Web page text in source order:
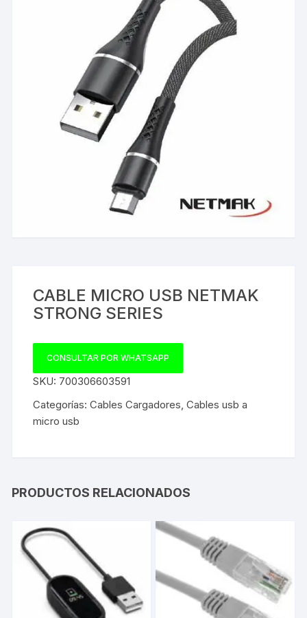
CABLE MICRO USB NETMAK
STRONG SERIES
CONSULTAR POR WHATSAPP
SKU: 700306603591
Categorías:Cables Cargadores ,Cables usb a
micro usb
PRODUCTOS RELACIONADOS